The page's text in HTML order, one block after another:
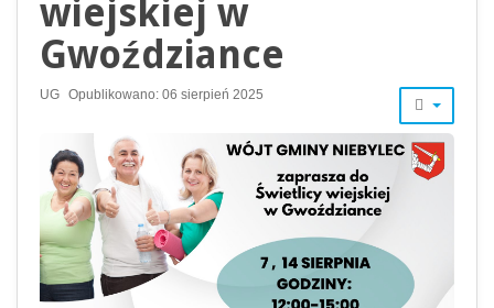
wiejskiej w
Gwoździance
UG Opublikowano: 06 sierpień 2025